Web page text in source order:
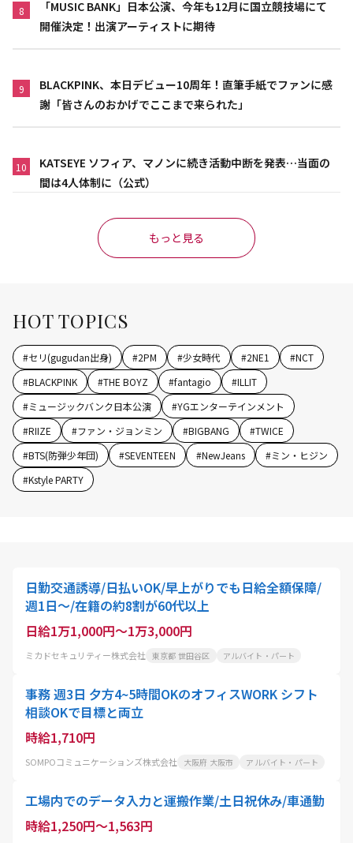
8
「MUSIC BANK」日本公演、今年も12月に国立競技場にて
開催決定！出演アーティストに期待
9
BLACKPINK、本日デビュー10周年！直筆手紙でファンに感
謝「皆さんのおかげでここまで来られた」
10
KATSEYE ソフィア、マノンに続き活動中断を発表…当面の
間は4人体制に（公式）
もっと見る
HOT TOPICS
#セリ(gugudan出身) #2PM #少女時代 #2NE1 #NCT
#BLACKPINK #THE BOYZ #fantagio #ILLIT
#ミュージックバンク日本公演 #YGエンターテインメント
#RIIZE #ファン・ジョンミン #BIGBANG #TWICE
#BTS(防弾少年団) #SEVENTEEN #NewJeans #ミン・ヒジン
#Kstyle PARTY
日勤交通誘導/日払いOK/早上がりでも日給全額保障/
週1日～/在籍の約8割が60代以上
日給1万1,000円～1万3,000円
ミカドセキュリティー株式会社 東京都 世田谷区 アルバイト・パート
事務 週3日 夕方4~5時間OKのオフィスWORK シフト
相談OKで目標と両立
時給1,710円
SOMPOコミュニケーションズ株式会社 大阪府 大阪市 アルバイト・パート
工場内でのデータ入力と運搬作業/土日祝休み/車通勤
時給1,250円～1,563円